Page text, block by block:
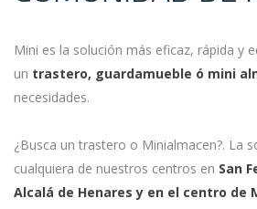
Mini es la solución más eficaz, rápida y
un trastero, guardamueble ó mini
necesidades.
¿Busca un trastero o Minialmacen?. La
cualquiera de nuestros centros en San
Alcalá de Henares y en el centro de